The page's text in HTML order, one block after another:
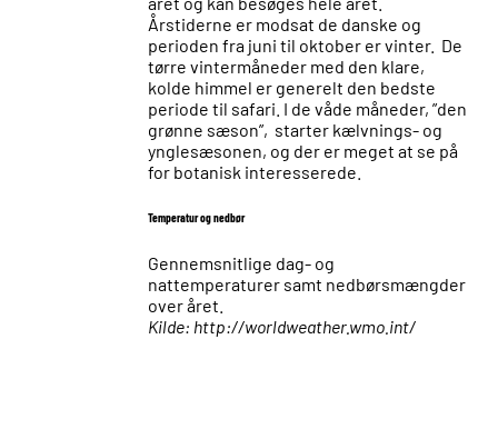
Årstiderne er modsat de danske og
perioden fra juni til oktober er vinter. De
tørre vintermåneder med den klare,
kolde himmel er generelt den bedste
periode til safari. I de våde måneder, ”den
grønne sæson”, starter kælvnings- og
ynglesæsonen, og der er meget at se på
for botanisk interesserede.
Temperatur og nedbør
Gennemsnitlige dag- og
nattemperaturer samt nedbørsmængder
over året.
Kilde: http://worldweather.wmo.int/